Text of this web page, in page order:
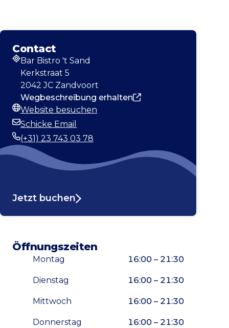
Contact
Adresse
Bar Bistro 't Sand
Kerkstraat 5
2042 JC Zandvoort
Wegbeschreibung erhalten
Webseite
Website besuchen
E-Mail-Adresse
Schicke Email
Telefonnummer
(+31) 23 743 03 78
Jetzt buchen
Öffnungszeiten
Montag 16:00 – 21:30
Dienstag 16:00 – 21:30
Mittwoch 16:00 – 21:30
Donnerstag 16:00 – 21:30